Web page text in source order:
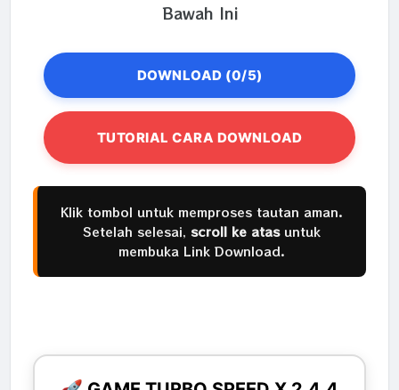
Bawah Ini
DOWNLOAD (0/5)
TUTORIAL CARA DOWNLOAD
Klik tombol untuk memproses tautan aman.
Setelah selesai, scroll ke atasuntuk
membuka Link Download.